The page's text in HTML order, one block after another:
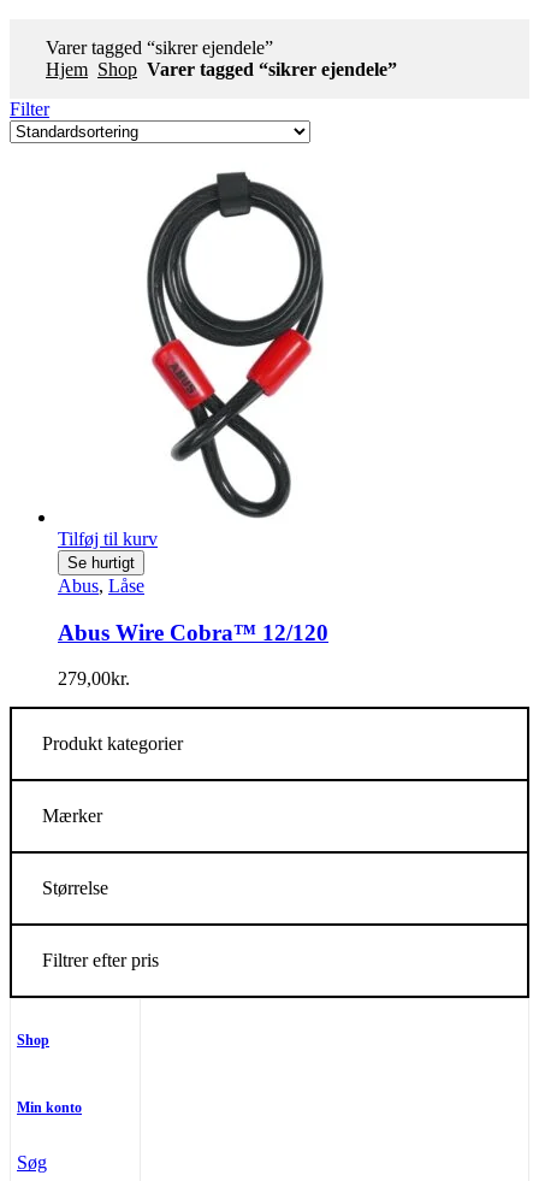
Varer tagged “sikrer ejendele”
Hjem Shop Varer tagged “sikrer ejendele”
Filter
Tilføj til kurv
Se hurtigt
Abus, Låse
Abus Wire Cobra™ 12/120
279,00kr.
Produkt kategorier
Mærker
Størrelse
Filtrer efter pris
Shop
Min konto
Søg